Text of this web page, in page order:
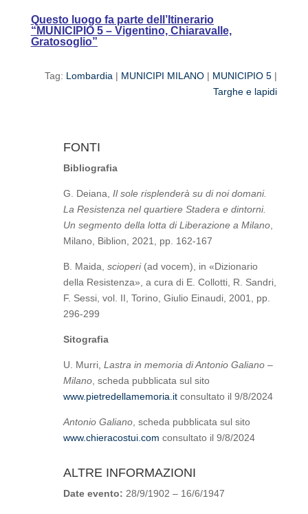
Questo luogo fa parte dell’Itinerario
“MUNICIPIO 5 – Vigentino, Chiaravalle,
Gratosoglio”
Tag: Lombardia | MUNICIPI MILANO | MUNICIPIO 5 |
Targhe e lapidi
FONTI
Bibliografia
G. Deiana, Il sole risplenderà su di noi domani.
La Resistenza nel quartiere Stadera e dintorni.
Un segmento della lotta di Liberazione a Milano,
Milano, Biblion, 2021, pp. 162-167
B. Maida, scioperi(ad vocem), in «Dizionario
della Resistenza», a cura di E. Collotti, R. Sandri,
F. Sessi, vol. II, Torino, Giulio Einaudi, 2001, pp.
296-299
Sitografia
U. Murri, Lastra in memoria di Antonio Galiano –
Milano, scheda pubblicata sul sito
www.pietredellamemoria.itconsultato il 9/8/2024
Antonio Galiano, scheda pubblicata sul sito
www.chieracostui.com consultato il 9/8/2024
ALTRE INFORMAZIONI
Date evento: 28/9/1902 – 16/6/1947